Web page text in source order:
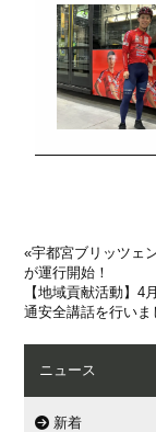
«宇都宮ブリッツェ
が運行開始！
【地域貢献活動】
通安全講話を行いま
ニュース
新着